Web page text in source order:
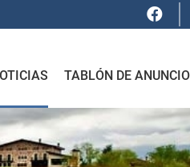
TABLÓN DE